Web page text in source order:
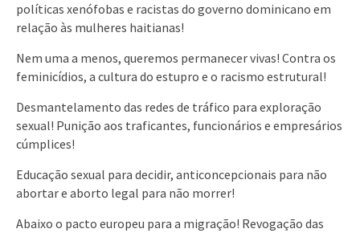
políticas xenófobas e racistas do governo dominicano em
relação às mulheres haitianas!
Nem uma a menos, queremos permanecer vivas! Contra os
feminicídios, a cultura do estupro e o racismo estrutural!
Desmantelamento das redes de tráfico para exploração
sexual! Punição aos traficantes, funcionários e empresários
cúmplices!
Educação sexual para decidir, anticoncepcionais para não
abortar e aborto legal para não morrer!
Abaixo o pacto europeu para a migração! Revogação das